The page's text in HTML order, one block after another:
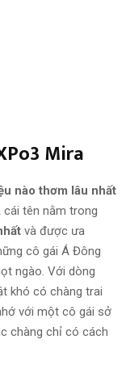
Mira
nào thơm lâu nhất
cái tên nằm trong
và được ưa
cô gái Á Đông
ngào. Với dòng
khó có chàng trai
với một cô gái sở
chàng chỉ có cách